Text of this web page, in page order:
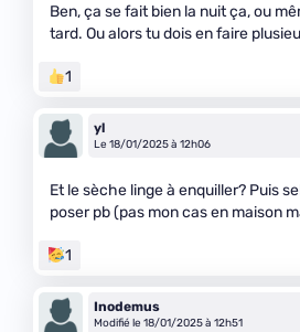
Ben, ça se fait bien la nuit ça, ou
tard. Ou alors tu dois en faire
1
yl
Le 18/01/2025 à 12h06
Et le sèche linge à enquiller? Puis
poser pb (pas mon cas en maison
1
Inodemus
Modifié le 18/01/2025 à 12h51